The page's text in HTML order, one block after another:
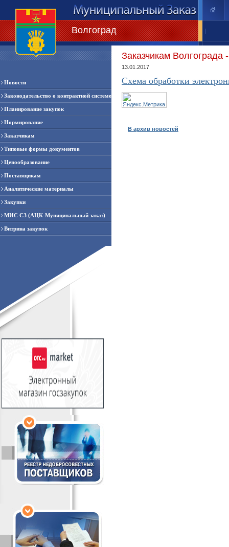
Волгоград |
Новости
Законодательство о контрактной системе
Планирование закупок
Нормирование
Заказчикам
Типовые формы документов
Ценообразование
Поставщикам
Аналитические материалы
Закупки
МИС СЗ (АЦК-Муниципальный заказ)
Витрина закупок
Заказчикам
13.01.2017
Схема обработки
В архив новостей